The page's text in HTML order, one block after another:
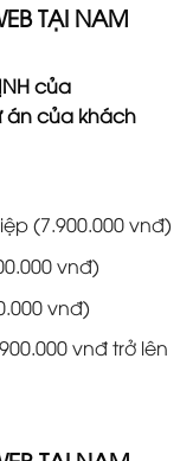
TẠI NAM
của
án của khách
(7.900.000 vnđ)
vnđ)
vnđ)
vnđ trở lên